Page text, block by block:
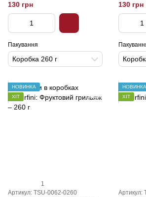
130 грн
Пакування
Коробка 260 г
130 грн
НОВИНКА
ХІТ
1
Артикул: TSU-0062-0260
НОВИНКА
ХІТ
Артикул: